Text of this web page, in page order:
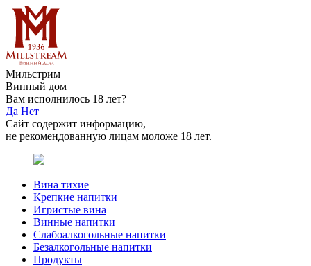
Мильстрим
Винный дом
Вам исполнилось 18 лет?
Да Нет
Сайт содержит информацию,
не рекомендованную лицам моложе 18 лет.
Вина тихие
Крепкие напитки
Игристые вина
Винные напитки
Слабоалкогольные напитки
Безалкогольные напитки
Продукты